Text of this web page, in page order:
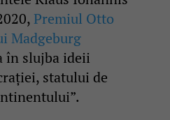
Premiul Otto
Madgeburg
în slujba ideii
statului de